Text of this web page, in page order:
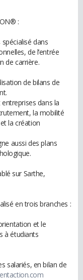
:
dans
de l’entrée
de carrière.
de bilans de
dans la
la mobilité
la création
aussi des plans
sur Sarthe,
en trois branches :
et le
à étudiants
salariés, en bilan de